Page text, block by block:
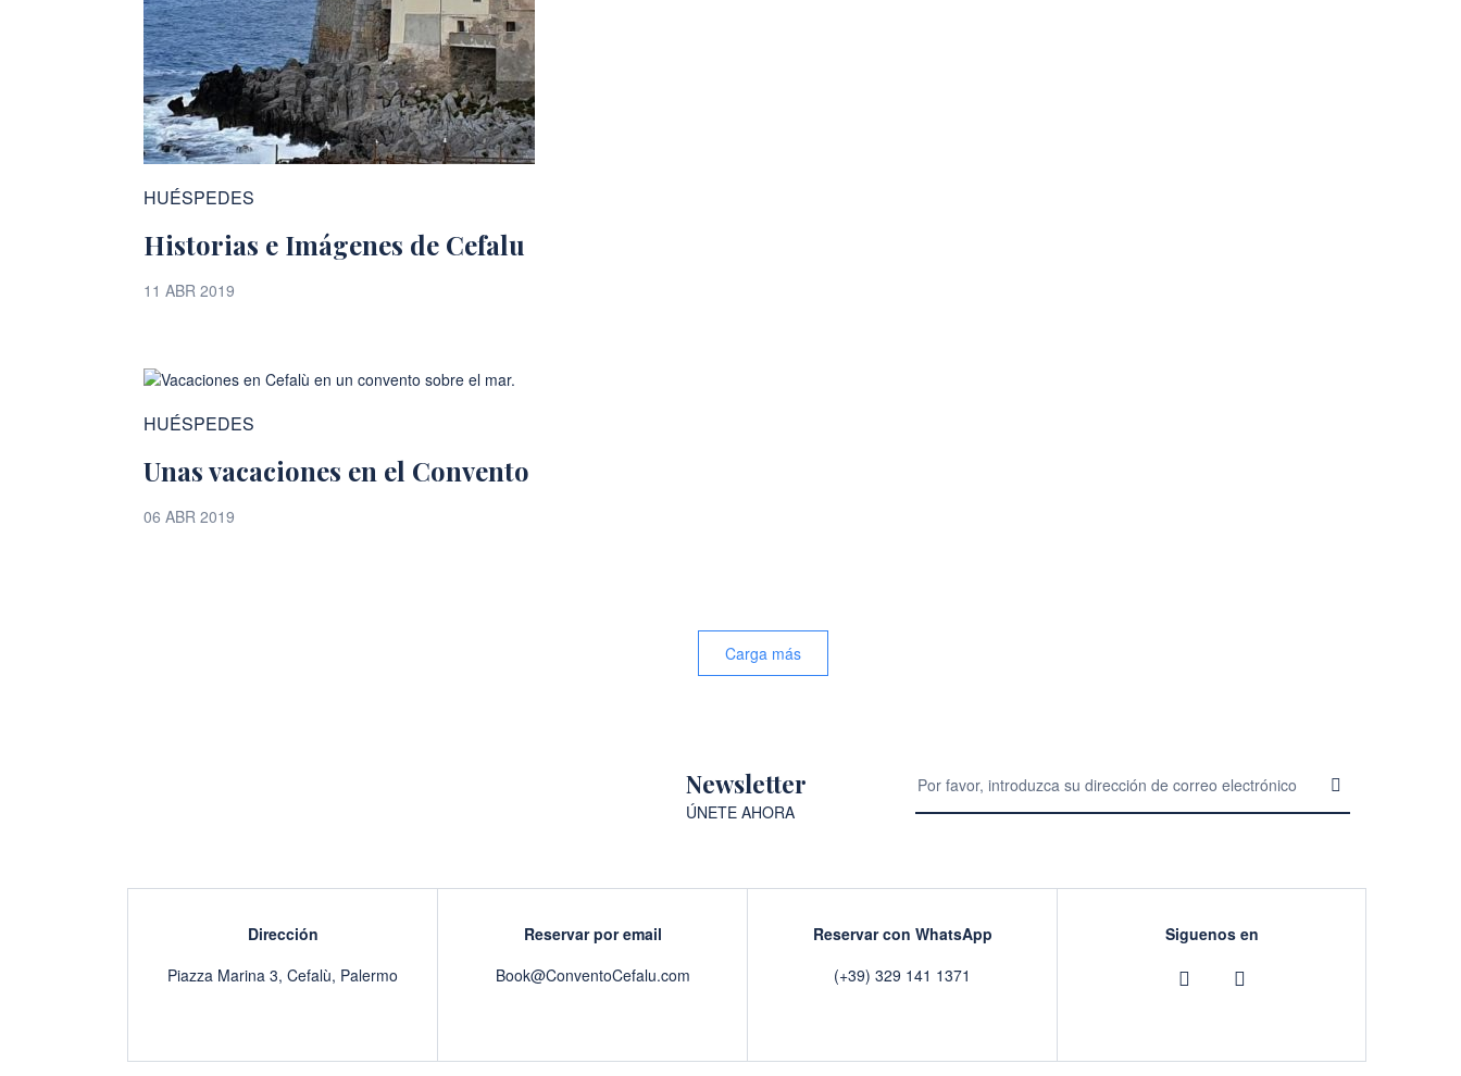
HUÉSPEDES
Historias e Imágenes de Cefalu
11 ABR 2019
HUÉSPEDES
Unas vacaciones en el Convento
06 ABR 2019
Carga más
Newsletter
ÚNETE AHORA
Dirección
Piazza Marina 3, Cefalù, Palermo
Reservar por email
Book@ConventoCefalu.com
Reservar con WhatsApp
(+39) 329 141 1371
Siguenos en